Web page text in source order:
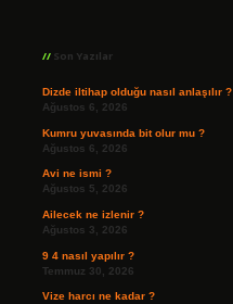
Son Yazılar
Dizde iltihap olduğu nasıl anlaşılır ?
Ağustos 6, 2026
Kumru yuvasında bit olur mu ?
Ağustos 6, 2026
Avi ne ismi ?
Ağustos 5, 2026
Ailecek ne izlenir ?
Ağustos 3, 2026
9 4 nasıl yapılır ?
Temmuz 30, 2026
Vize harcı ne kadar ?